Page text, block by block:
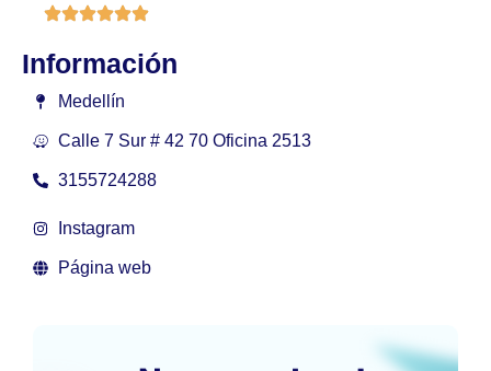
Información
Medellín
Calle 7 Sur # 42 70 Oficina 2513
3155724288
Instagram
Página web